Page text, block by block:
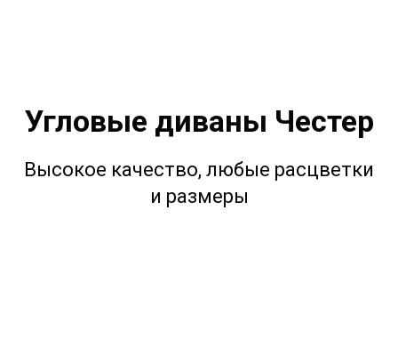
Угловые диваны Честер
Высокое качество, любые расцветки
и размеры